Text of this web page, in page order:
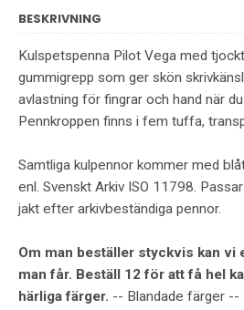
BESKRIVNING
Kulspetspenna Pilot Vega med
gummigrepp som ger skön
avlastning för fingrar och hand när
Pennkroppen finns i fem tuffa,
Samtliga kulpennor kommer med
enl. Svenskt Arkiv ISO 11798.
jakt efter arkivbeständiga pennor.
Om man beställer styckvis kan vi
man får. Beställ 12 för att få hel
härliga färger. -- Blandade färger --